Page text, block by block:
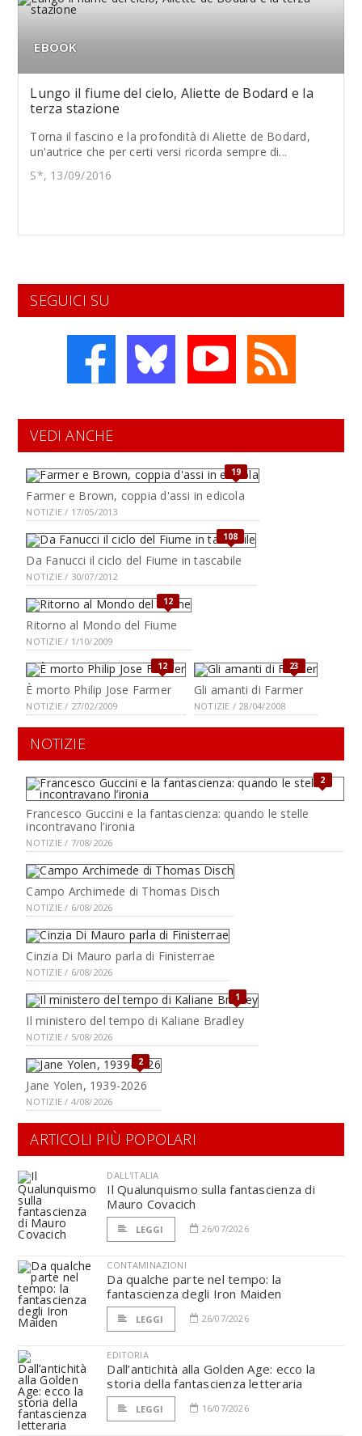
EBOOK
Lungo il fiume del cielo, Aliette de Bodard e la
terza stazione
Torna il fascino e la profondità di Aliette de Bodard,
un'autrice che per certi versi ricorda sempre di...
S*, 13/09/2016
SEGUICI SU
VEDI ANCHE
19
Farmer e Brown, coppia d'assi in edicola
NOTIZIE / 17/05/2013
108
Da Fanucci il ciclo del Fiume in tascabile
NOTIZIE / 30/07/2012
12
Ritorno al Mondo del Fiume
NOTIZIE / 1/10/2009
12
È morto Philip Jose Farmer
NOTIZIE / 27/02/2009
23
Gli amanti di Farmer
NOTIZIE / 28/04/2008
NOTIZIE
2
Francesco Guccini e la fantascienza: quando le stelle
incontravano l’ironia
NOTIZIE / 7/08/2026
Campo Archimede di Thomas Disch
NOTIZIE / 6/08/2026
Cinzia Di Mauro parla di Finisterrae
NOTIZIE / 6/08/2026
1
Il ministero del tempo di Kaliane Bradley
NOTIZIE / 5/08/2026
2
Jane Yolen, 1939-2026
NOTIZIE / 4/08/2026
ARTICOLI PIÙ POPOLARI
DALL'ITALIA
Il Qualunquismo sulla fantascienza di
Mauro Covacich
LEGGI 26/07/2026
CONTAMINAZIONI
Da qualche parte nel tempo: la
fantascienza degli Iron Maiden
LEGGI 26/07/2026
EDITORIA
Dall’antichità alla Golden Age: ecco la
storia della fantascienza letteraria
LEGGI 16/07/2026